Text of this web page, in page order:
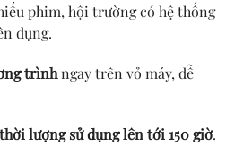
phim, hội trường có hệ thống
dụng.
trìnhngay trên vỏ máy, dễ
thời lượng sử dụng lên tới 150 giờ.